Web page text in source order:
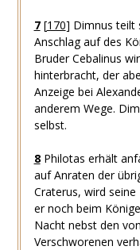
7 [170] Dimnus teilt
Anschlag auf des
Bruder Cebalinus
hinterbracht, der
Anzeige bei
anderem Wege.
selbst.
8Philotas erhält
auf Anraten der
Craterus, wird
er noch beim
Nacht nebst den
Verschworenen